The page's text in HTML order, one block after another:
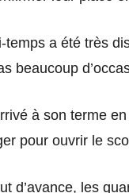
temps a été très
beaucoup
à son terme
pour ouvrir le
d’avance, les